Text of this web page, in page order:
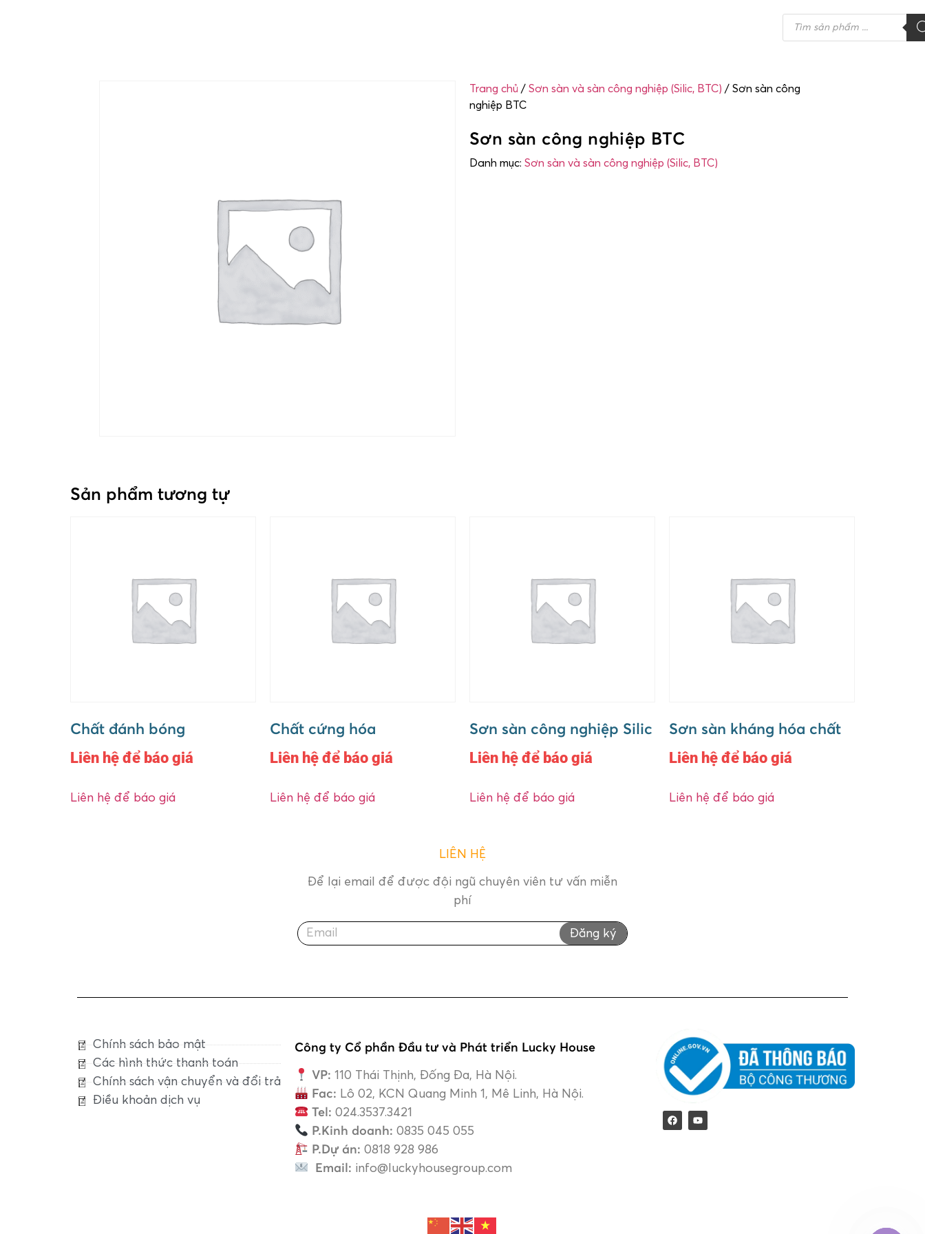
Trang chủ / Sơn sàn và sàn công nghiệp (Silic, BTC) / Sơn sàn công
nghiệp BTC
Sơn sàn công nghiệp BTC
Danh mục: Sơn sàn và sàn công nghiệp (Silic, BTC)
Sản phẩm tương tự
Chất đánh bóng
Liên hệ để báo giá
Liên hệ để báo giá
Chất cứng hóa
Liên hệ để báo giá
Liên hệ để báo giá
Sơn sàn công nghiệp Silic
Liên hệ để báo giá
Liên hệ để báo giá
Sơn sàn kháng hóa chất
Liên hệ để báo giá
Liên hệ để báo giá
LIÊN HỆ
Để lại email để được đội ngũ chuyên viên tư vấn miễn
phí
Đăng ký
Chính sách bảo mật
Các hình thức thanh toán
Chính sách vận chuyển và đổi trả
Điều khoản dịch vụ
Công ty Cổ phần Đầu tư và Phát triển Lucky House
VP: 110 Thái Thịnh, Đống Đa, Hà Nội.
Fac: Lô 02, KCN Quang Minh 1, Mê Linh, Hà Nội.
Tel: 024.3537.3421
P.Kinh doanh: 0835 045 055
P.Dự án: 0818 928 986
Email: info@luckyhousegroup.com